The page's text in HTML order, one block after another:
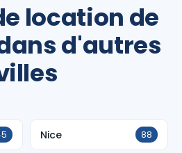
location de
d'autres
Nice 88